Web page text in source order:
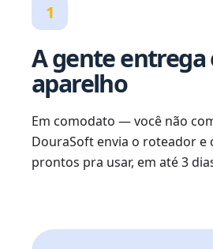
1
A gente entrega
aparelho
Em comodato — você não
DouraSoft envia o roteador e
prontos pra usar, em até 3